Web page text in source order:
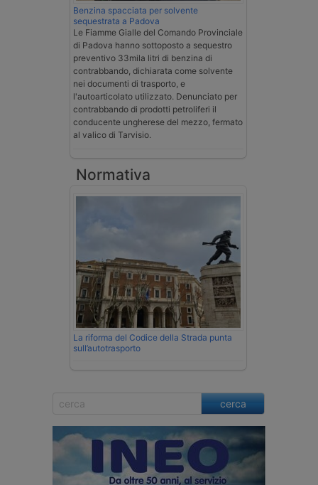
Benzina spacciata per solvente
sequestrata a Padova
Le Fiamme Gialle del Comando Provinciale
di Padova hanno sottoposto a sequestro
preventivo 33mila litri di benzina di
contrabbando, dichiarata come solvente
nei documenti di trasporto, e
l'autoarticolato utilizzato. Denunciato per
contrabbando di prodotti petroliferi il
conducente ungherese del mezzo, fermato
al valico di Tarvisio.
Normativa
La riforma del Codice della Strada punta
sull’autotrasporto
cerca